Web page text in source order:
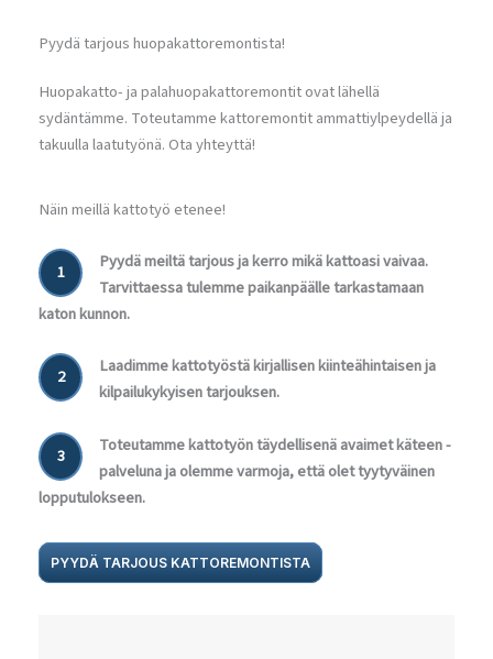
Pyydä tarjous huopakattoremontista!
Huopakatto- ja palahuopakattoremontit ovat lähellä
sydäntämme. Toteutamme kattoremontit ammattiylpeydellä ja
takuulla laatutyönä. Ota yhteyttä!
Näin meillä kattotyö etenee!
1
Pyydä meiltä tarjous ja kerro mikä kattoasi vaivaa.
Tarvittaessa tulemme paikanpäälle tarkastamaan
katon kunnon.
2
Laadimme kattotyöstä kirjallisen kiinteähintaisen ja
kilpailukykyisen tarjouksen.
3
Toteutamme kattotyön täydellisenä avaimet käteen -
palveluna ja olemme varmoja, että olet tyytyväinen
lopputulokseen.
PYYDÄ TARJOUS KATTOREMONTISTA